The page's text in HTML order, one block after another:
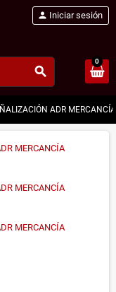
search
person Iniciar sesión
0
ADR